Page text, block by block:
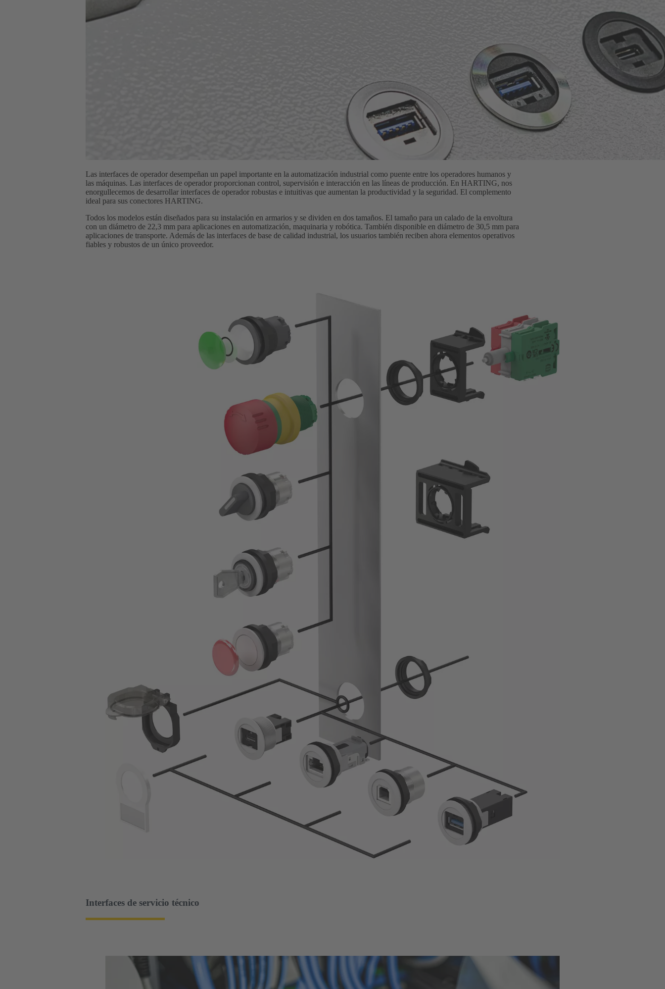
Las interfaces de operador desempeñan un papel importante en la automatización industrial como puente entre los operadores humanos y
las máquinas. Las interfaces de operador proporcionan control, supervisión e interacción en las líneas de producción. En HARTING, nos
enorgullecemos de desarrollar interfaces de operador robustas e intuitivas que aumentan la productividad y la seguridad. El complemento
ideal para sus conectores HARTING.
Todos los modelos están diseñados para su instalación en armarios y se dividen en dos tamaños. El tamaño para un calado de la envoltura
con un diámetro de 22,3 mm para aplicaciones en automatización, maquinaria y robótica. También disponible en diámetro de 30,5 mm para
aplicaciones de transporte. Además de las interfaces de base de calidad industrial, los usuarios también reciben ahora elementos operativos
fiables y robustos de un único proveedor.
Interfaces de servicio técnico